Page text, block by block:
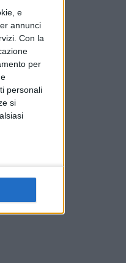
e
annunci
Con la
per
personali
si